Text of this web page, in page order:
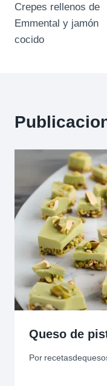
de
entradas
Crepes rellenos de
Emmental y jamón
cocido
Queso de
Por